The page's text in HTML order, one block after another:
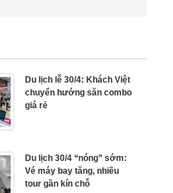
Du lịch lễ 30/4: Khách Việt
chuyển hướng săn combo
giá rẻ
Du lịch 30/4 “nóng” sớm:
Vé máy bay tăng, nhiều
tour gần kín chỗ